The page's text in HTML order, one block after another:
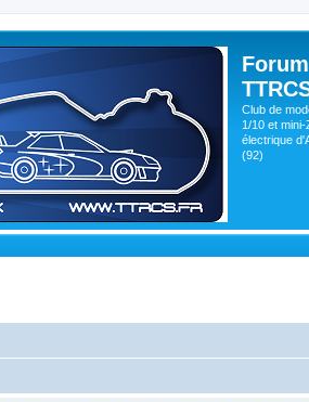
Club de
1/10 et mini-
électrique
(92)